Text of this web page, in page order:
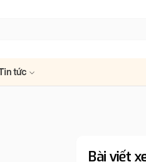
tức
Bài viết